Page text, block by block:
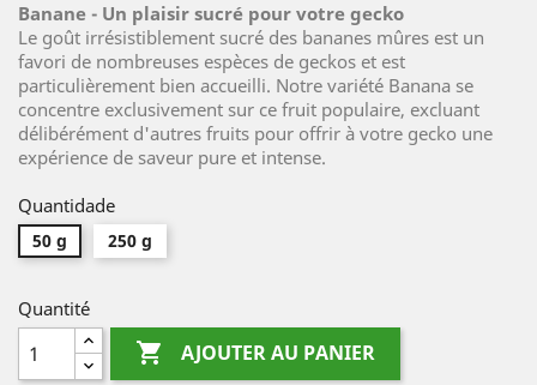
Banane - Un plaisir sucré pour votre gecko
Le goût irrésistiblement sucré des bananes mûres est un
favori de nombreuses espèces de geckos et est
particulièrement bien accueilli. Notre variété Banana se
concentre exclusivement sur ce fruit populaire, excluant
délibérément d'autres fruits pour offrir à votre gecko une
expérience de saveur pure et intense.
Quantidade
50 g 250 g
Quantité
 AJOUTER AU PANIER